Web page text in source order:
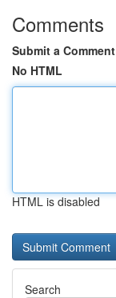
Comments
Submit a Comment
No HTML
HTML is disabled
Search